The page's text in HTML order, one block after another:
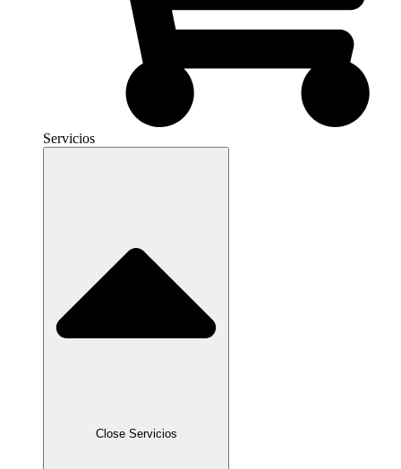
Servicios
Close Servicios